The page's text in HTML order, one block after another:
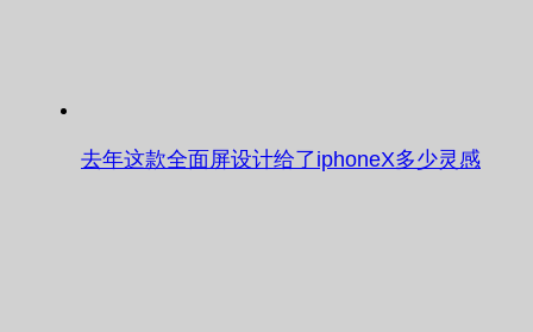
去年这款全面屏设计给了iphoneX多少灵感